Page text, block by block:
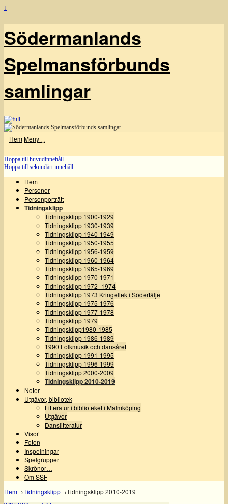
↓
Södermanlands
Spelmansförbunds
samlingar
HemMeny ↓
Hoppa till huvudinnehåll
Hoppa till sekundärt innehåll
Hem
Personer
Personporträtt
Tidningsklipp
Tidningsklipp 1900-1929
Tidningsklipp 1930-1939
Tidningsklipp 1940-1949
Tidningsklipp 1950-1955
Tidningsklipp 1956-1959
Tidningsklipp 1960-1964
Tidningsklipp 1965-1969
Tidningsklipp 1970-1971
Tidningsklipp 1972 -1974
Tidningsklipp 1973 Kringellek i Södertälje
Tidningsklipp 1975-1976
Tidningsklipp 1977-1978
Tidningsklipp 1979
Tidningsklipp1980-1985
Tidningsklipp 1986-1989
1990 Folkmusik och dansåret
Tidningsklipp 1991-1995
Tidningsklipp 1996-1999
Tidningsklipp 2000-2009
Tidningsklipp 2010-2019
Noter
Utgåvor, bibliotek
Litteratur i biblioteket i Malmköping
Utgåvor
Danslitteratur
Visor
Foton
Inspelningar
Spelgrupper
Skrönor…
Om SSF
Hem→Tidningsklipp→Tidningsklipp 2010-2019